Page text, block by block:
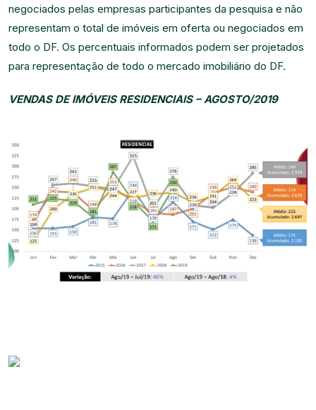
negociados pelas empresas participantes da pesquisa e não
representam o total de imóveis em oferta ou negociados em
todo o DF. Os percentuais informados podem ser projetados
para representação de todo o mercado imobiliário do DF.
VENDAS DE IMÓVEIS RESIDENCIAIS – AGOSTO/2019